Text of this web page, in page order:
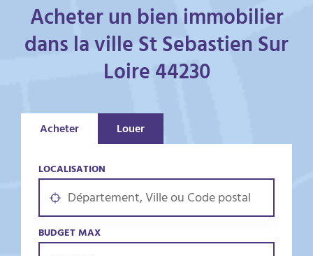
Acheter un bien immobilier
dans la ville St Sebastien Sur
Loire 44230
Acheter Louer
LOCALISATION
BUDGET MAX